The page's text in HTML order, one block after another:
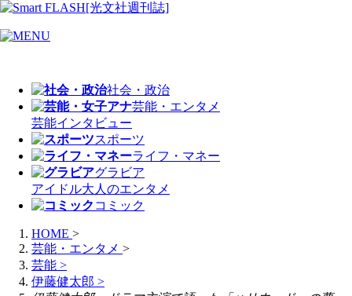
社会・政治
芸能・エンタメ
芸能インタビュー
スポーツ
ライフ・マネー
グラビア
アイドル大人のエンタメ
コミック
HOME >
芸能・エンタメ >
芸能 >
伊藤健太郎 >